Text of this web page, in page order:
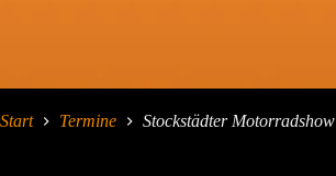
Start Termine Stockstädter